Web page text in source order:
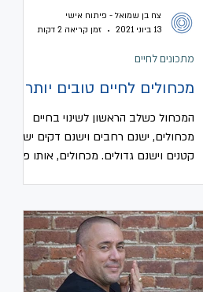
מכחולים לחיים טובים יותר
המכחול כשלב הראשון לשינוי בחיים
מכחולים, ישנם רחבים וישנם דקים ישנם
קטנים וישנם גדולים. מכחולים, אותו פריט
מתכונים לחיים
צח בן שמואל - פיתוח אישי
13 ביוני 2021
זמן קריאה 2 דקות